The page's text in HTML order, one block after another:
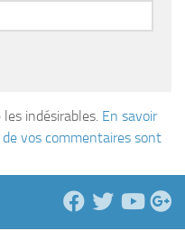
indésirables. En savoir
vos commentaires sont